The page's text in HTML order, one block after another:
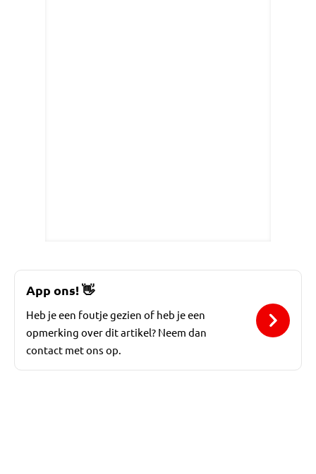
App ons!👋
Heb je een foutje gezien of heb je een
opmerking over dit artikel? Neem dan
contact met ons op.